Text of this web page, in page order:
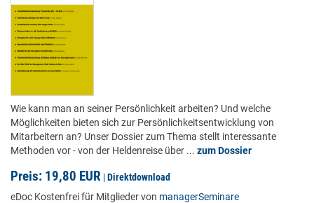
Wie kann man an seiner Persönlichkeit arbeiten? Und welche
Möglichkeiten bieten sich zur Persönlichkeitsentwicklung von
Mitarbeitern an? Unser Dossier zum Thema stellt interessante
Methoden vor - von der Heldenreise über ... zum Dossier
Preis: 19,80 EUR |Direktdownload
eDoc Kostenfrei für Mitglieder von managerSeminare